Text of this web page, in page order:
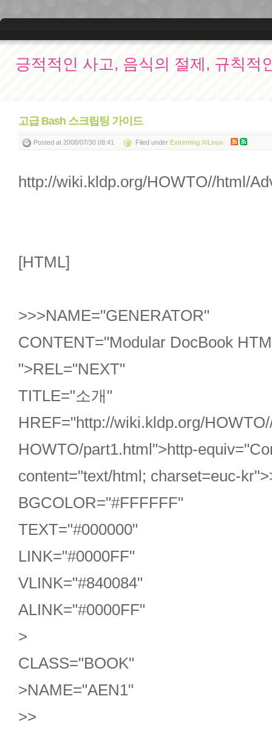
긍적적인 사고, 음식의 절제, 규칙적
고급 Bash 스크립팅 가이드
Posted at 2008/07/30 09:41 Filed under Extreming X/Linux
http://wiki.kldp.org/HOWTO//html/
[HTML]
>>>NAME="GENERATOR"
CONTENT="Modular DocBook
">REL="NEXT"
TITLE="소개"
HREF="http://wiki.kldp.org/
HOWTO/part1.html">http-
content="text/html; charset=euc-
BGCOLOR="#FFFFFF"
TEXT="#000000"
LINK="#0000FF"
VLINK="#840084"
ALINK="#0000FF"
>
CLASS="BOOK"
>NAME="AEN1"
>>